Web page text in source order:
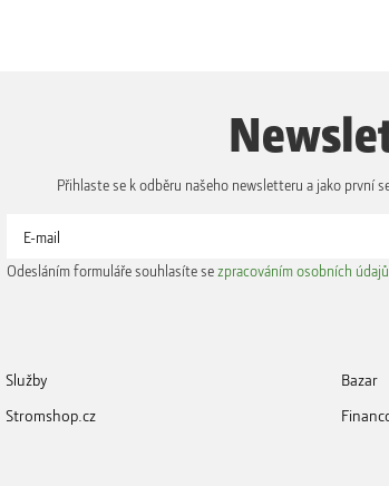
Přihlaste se k odběru našeho newsletteru a jako první
Odesláním formuláře souhlasíte sezpracováním osobních údajů
Služby Bazar
Stromshop.cz